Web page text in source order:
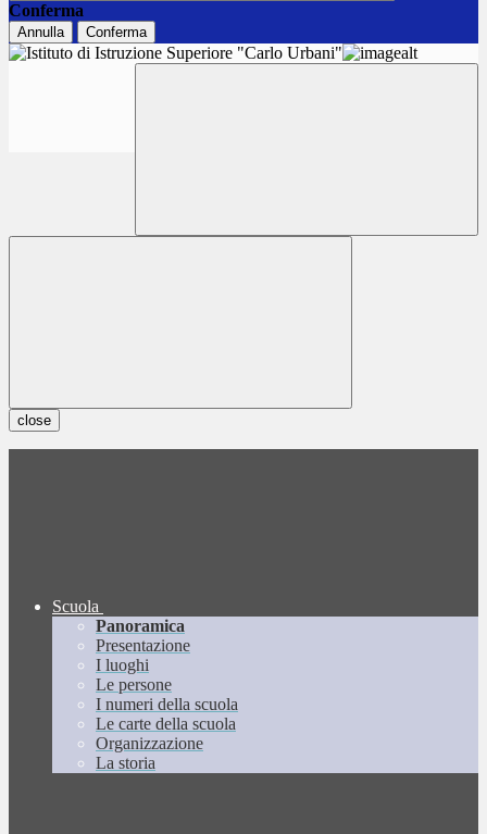
Conferma
Annulla Conferma
close
Scuola
Panoramica
Presentazione
I luoghi
Le persone
I numeri della scuola
Le carte della scuola
Organizzazione
La storia